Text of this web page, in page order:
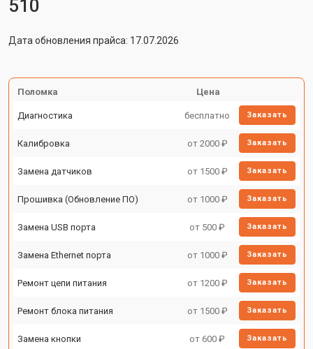
510
Дата обновления прайса: 17.07.2026
Поломка Цена
Диагностика бесплатно Заказать
Калибровка от 2000 ₽ Заказать
Замена датчиков от 1500 ₽ Заказать
Прошивка (Обновление ПО) от 1000 ₽ Заказать
Замена USB порта от 500 ₽ Заказать
Замена Ethernet порта от 1000 ₽ Заказать
Ремонт цепи питания от 1200 ₽ Заказать
Ремонт блока питания от 1500 ₽ Заказать
Замена кнопки от 600 ₽ Заказать